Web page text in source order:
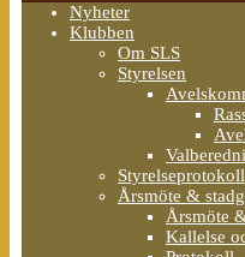
Nyheter
Klubben
Om SLS
Styrelsen
Styrelseprotokoll
Årsmöte &
Årsmöte
Kallelse